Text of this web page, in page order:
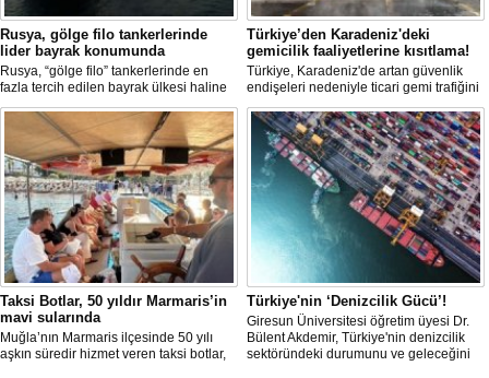
Rusya, gölge filo tankerlerinde
lider bayrak konumunda
Rusya, “gölge filo” tankerlerinde en
fazla tercih edilen bayrak ülkesi haline
geldi. Yaptırım baskısının artmasıyla
birlikte çok sayıda tanker Rus bayrağına
geçerken, bu durum küresel denizcilik
yaptırımlarının uygulanması açısından
yeni bir tablo ortaya koyuyor.
Türkiye’den Karadeniz'deki
gemicilik faaliyetlerine kısıtlama!
Türkiye, Karadeniz'de artan güvenlik
endişeleri nedeniyle ticari gemi trafiğini
kısıtlamaya başladı. Bu durum,
bölgedeki gıda güvenliğini tehdit ediyor.
Taksi Botlar, 50 yıldır Marmaris’in
mavi sularında
Muğla’nın Marmaris ilçesinde 50 yılı
aşkın süredir hizmet veren taksi botlar,
Türkiye'nin ‘Denizcilik Gücü’!
Giresun Üniversitesi öğretim üyesi Dr.
Bülent Akdemir, Türkiye'nin denizcilik
sektöründeki durumunu ve geleceğini